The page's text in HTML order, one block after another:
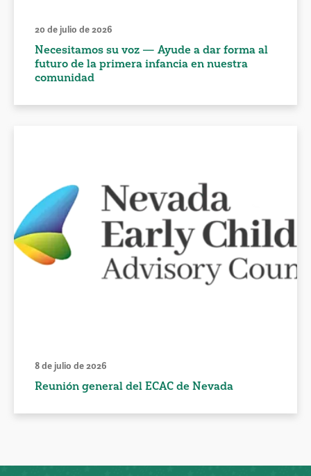
20 de julio de 2026
Necesitamos su voz — Ayude a dar forma al
futuro de la primera infancia en nuestra
comunidad
8 de julio de 2026
Reunión general del ECAC de Nevada